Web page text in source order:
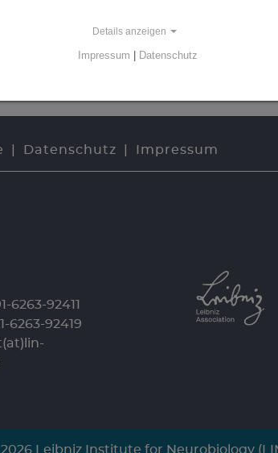
Datenschutz Impressum
6263-92411
6263-92419
Leibniz Institute for Neurobiology
Details anzeigen
Impressum Datenschutz